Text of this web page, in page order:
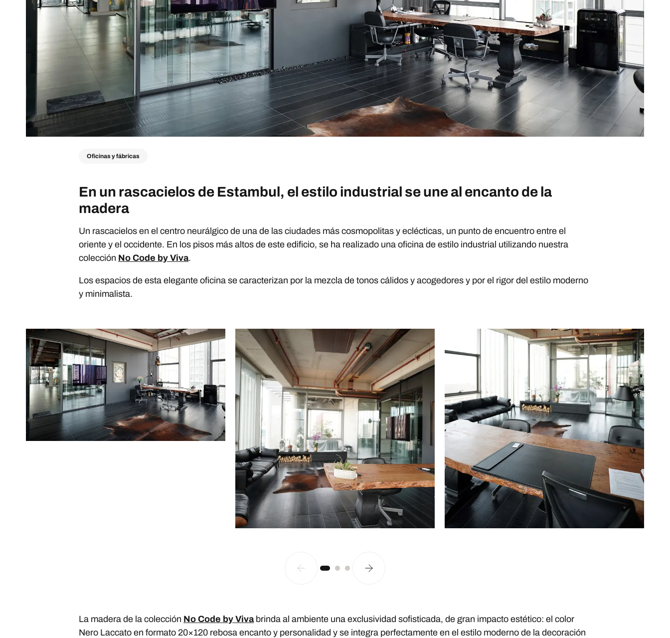
Oficinas y fábricas
En un rascacielos de Estambul, el estilo industrial se une al encanto de la
madera
Un rascacielos en el centro neurálgico de una de las ciudades más cosmopolitas y eclécticas, un punto de encuentro entre el
oriente y el occidente. En los pisos más altos de este edificio, se ha realizado una oficina de estilo industrial utilizando nuestra
colección No Code by Viva.
Los espacios de esta elegante oficina se caracterizan por la mezcla de tonos cálidos y acogedores y por el rigor del estilo moderno
y minimalista.
La madera de la colección No Code by Vivabrinda al ambiente una exclusividad sofisticada, de gran impacto estético: el color
Nero Laccato en formato 20×120 rebosa encanto y personalidad y se integra perfectamente en el estilo moderno de la decoración